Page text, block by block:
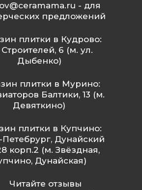
- для
предложений
плитки в Кудрово:
6 (м. ул.
Дыбенко)
плитки в Мурино:
Балтики, 13 (м.
Девяткино)
плитки в Купчино:
Петебрург, Дунайский
корп.2 (м. Звёздная,
Дунайская)